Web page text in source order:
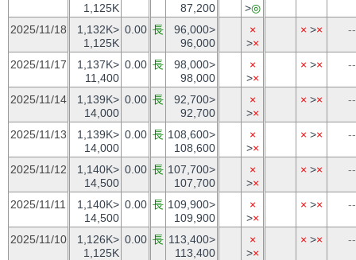
1,125K
87,200
>◎
2025/11/18
1,132K>
1,125K
0.00 長
96,000>
96,000
×
>×
× >× --
2025/11/17
1,137K>
11,400
0.00 長
98,000>
98,000
×
>×
× >× --
2025/11/14
1,139K>
14,000
0.00 長
92,700>
92,700
×
>×
× >× --
2025/11/13
1,139K>
14,000
0.00 長 108,600>
108,600
×
>×
× >× --
2025/11/12
1,140K>
14,500
0.00 長 107,700>
107,700
×
>×
× >× --
2025/11/11
1,140K>
14,500
0.00 長 109,900>
109,900
×
>×
× >× --
2025/11/10
1,126K>
1,125K
0.00 長 113,400>
113,400
×
>×
× >× --